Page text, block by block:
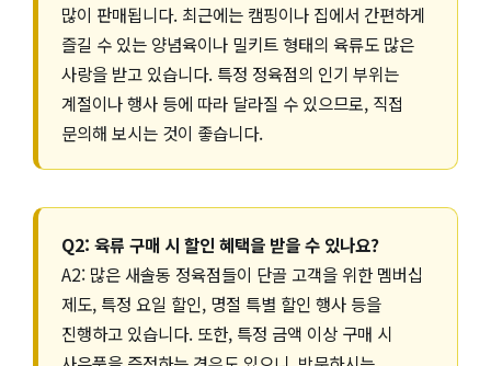
많이 판매됩니다. 최근에는 캠핑이나 집에서 간편하게
즐길 수 있는 양념육이나 밀키트 형태의 육류도 많은
사랑을 받고 있습니다. 특정 정육점의 인기 부위는
계절이나 행사 등에 따라 달라질 수 있으므로, 직접
문의해 보시는 것이 좋습니다.
Q2: 육류 구매 시 할인 혜택을 받을 수 있나요?
A2: 많은 새솔동 정육점들이 단골 고객을 위한 멤버십
제도, 특정 요일 할인, 명절 특별 할인 행사 등을
진행하고 있습니다. 또한, 특정 금액 이상 구매 시